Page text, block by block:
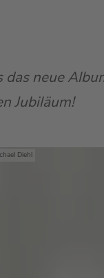
das neue
Jubiläum!
Diehl